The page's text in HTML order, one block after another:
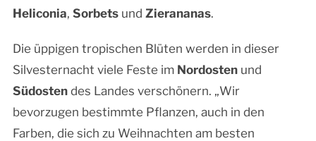
Heliconia, Sorbetsund Zierananas.
Die üppigen tropischen Blüten werden in dieser
Silvesternacht viele Feste im Nordostenund
Südostendes Landes verschönern. „Wir
bevorzugen bestimmte Pflanzen, auch in den
Farben, die sich zu Weihnachten am besten